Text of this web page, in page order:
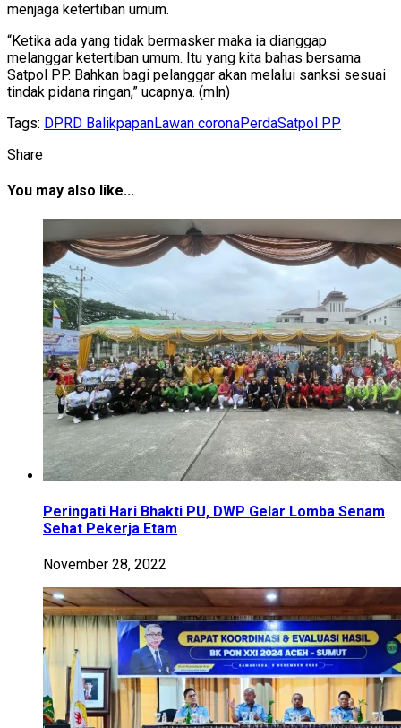
menjaga ketertiban umum.
“Ketika ada yang tidak bermasker maka ia dianggap
melanggar ketertiban umum. Itu yang kita bahas bersama
Satpol PP. Bahkan bagi pelanggar akan melalui sanksi sesuai
tindak pidana ringan,” ucapnya. (mln)
Tags: DPRD BalikpapanLawan coronaPerdaSatpol PP
Share
You may also like...
Peringati Hari Bhakti PU, DWP Gelar Lomba Senam
Sehat Pekerja Etam
November 28, 2022